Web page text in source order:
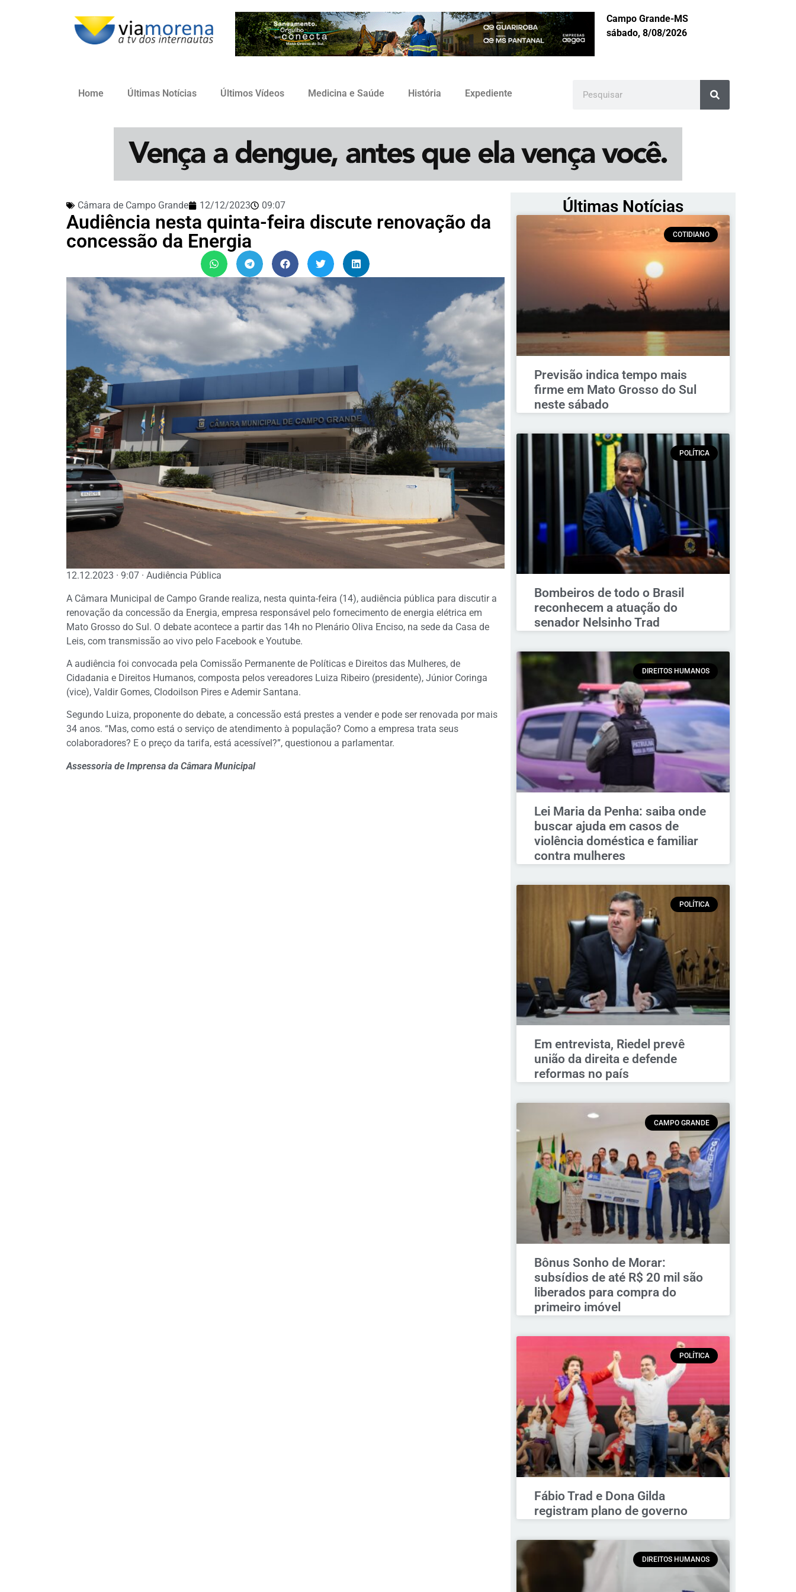
Campo Grande-MS
sábado, 8/08/2026
Home Últimas Notícias Últimos Vídeos Medicina e Saúde História Expediente
Câmara de Campo Grande 12/12/2023 09:07
Audiência nesta quinta-feira discute renovação da
concessão da Energia
12.12.2023 · 9:07 · Audiência Pública
A Câmara Municipal de Campo Grande realiza, nesta quinta-feira (14), audiência pública para discutir a
renovação da concessão da Energia, empresa responsável pelo fornecimento de energia elétrica em
Mato Grosso do Sul. O debate acontece a partir das 14h no Plenário Oliva Enciso, na sede da Casa de
Leis, com transmissão ao vivo pelo Facebook e Youtube.
A audiência foi convocada pela Comissão Permanente de Políticas e Direitos das Mulheres, de
Cidadania e Direitos Humanos, composta pelos vereadores Luiza Ribeiro (presidente), Júnior Coringa
(vice), Valdir Gomes, Clodoilson Pires e Ademir Santana.
Segundo Luiza, proponente do debate, a concessão está prestes a vender e pode ser renovada por mais
34 anos. “Mas, como está o serviço de atendimento à população? Como a empresa trata seus
colaboradores? E o preço da tarifa, está acessível?”, questionou a parlamentar.
Assessoria de Imprensa da Câmara Municipal
Últimas Notícias
COTIDIANO
Previsão indica tempo mais
firme em Mato Grosso do Sul
neste sábado
POLÍTICA
Bombeiros de todo o Brasil
reconhecem a atuação do
senador Nelsinho Trad
DIREITOS HUMANOS
Lei Maria da Penha: saiba onde
buscar ajuda em casos de
violência doméstica e familiar
contra mulheres
POLÍTICA
Em entrevista, Riedel prevê
união da direita e defende
reformas no país
CAMPO GRANDE
Bônus Sonho de Morar:
subsídios de até R$ 20 mil são
liberados para compra do
primeiro imóvel
POLÍTICA
Fábio Trad e Dona Gilda
registram plano de governo
DIREITOS HUMANOS